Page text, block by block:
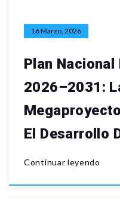
16 Marzo, 2026
Plan
2026–2031:
El Desarrollo
Continuar leyendo